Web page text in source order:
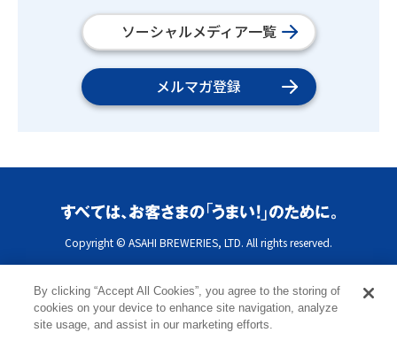
ソーシャルメディア一覧
メルマガ登録
Copyright © ASAHI BREWERIES, LTD. All rights reserved.
By clicking “Accept All Cookies”, you agree to the storing of
cookies on your device to enhance site navigation, analyze
site usage, and assist in our marketing efforts.